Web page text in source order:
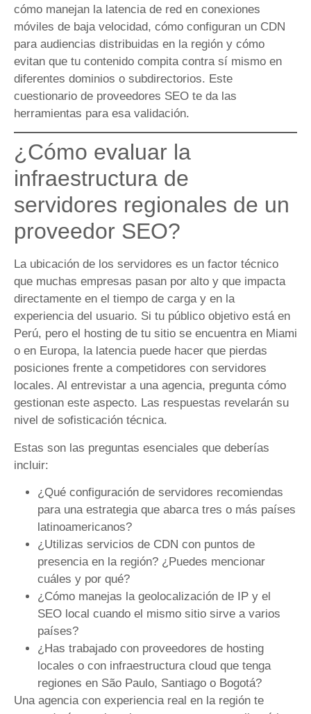
cómo manejan la latencia de red en conexiones
móviles de baja velocidad, cómo configuran un CDN
para audiencias distribuidas en la región y cómo
evitan que tu contenido compita contra sí mismo en
diferentes dominios o subdirectorios. Este
cuestionario de proveedores SEO te da las
herramientas para esa validación.
¿Cómo evaluar la
infraestructura de
servidores regionales de un
proveedor SEO?
La ubicación de los servidores es un factor técnico
que muchas empresas pasan por alto y que impacta
directamente en el tiempo de carga y en la
experiencia del usuario. Si tu público objetivo está en
Perú, pero el hosting de tu sitio se encuentra en Miami
o en Europa, la latencia puede hacer que pierdas
posiciones frente a competidores con servidores
locales. Al entrevistar a una agencia, pregunta cómo
gestionan este aspecto. Las respuestas revelarán su
nivel de sofisticación técnica.
Estas son las preguntas esenciales que deberías
incluir:
¿Qué configuración de servidores recomiendas
para una estrategia que abarca tres o más países
latinoamericanos?
¿Utilizas servicios de CDN con puntos de
presencia en la región? ¿Puedes mencionar
cuáles y por qué?
¿Cómo manejas la geolocalización de IP y el
SEO local cuando el mismo sitio sirve a varios
países?
¿Has trabajado con proveedores de hosting
locales o con infraestructura cloud que tenga
regiones en São Paulo, Santiago o Bogotá?
Una agencia con experiencia real en la región te